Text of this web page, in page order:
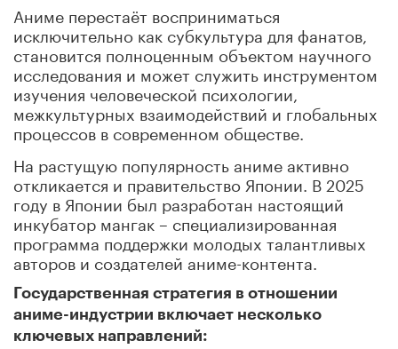
Аниме перестаёт восприниматься
исключительно как субкультура для фанатов,
становится полноценным объектом научного
исследования и может служить инструментом
изучения человеческой психологии,
межкультурных взаимодействий и глобальных
процессов в современном обществе.
На растущую популярность аниме активно
откликается и правительство Японии. В 2025
году в Японии был разработан настоящий
инкубатор мангак – специализированная
программа поддержки молодых талантливых
авторов и создателей аниме-контента.
Государственная стратегия в отношении
аниме-индустрии включает несколько
ключевых направлений: